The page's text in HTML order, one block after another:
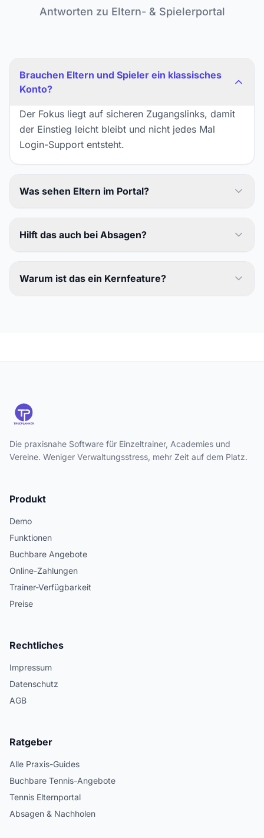
Antworten zu Eltern- & Spielerportal
Brauchen Eltern und Spieler ein klassisches
Konto?
Der Fokus liegt auf sicheren Zugangslinks, damit
der Einstieg leicht bleibt und nicht jedes Mal
Login-Support entsteht.
Was sehen Eltern im Portal?
Hilft das auch bei Absagen?
Warum ist das ein Kernfeature?
Die praxisnahe Software für Einzeltrainer, Academies und
Vereine. Weniger Verwaltungsstress, mehr Zeit auf dem Platz.
Produkt
Demo
Funktionen
Buchbare Angebote
Online-Zahlungen
Trainer-Verfügbarkeit
Preise
Rechtliches
Impressum
Datenschutz
AGB
Ratgeber
Alle Praxis-Guides
Buchbare Tennis-Angebote
Tennis Elternportal
Absagen & Nachholen